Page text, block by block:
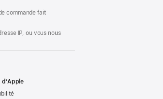
commande fait
IP, ou vous nous
d’Apple